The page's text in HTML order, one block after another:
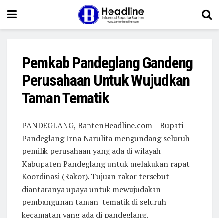
Pemkab Pandeglang Gandeng
Perusahaan Untuk Wujudkan
Taman Tematik
PANDEGLANG, BantenHeadline.com – Bupati
Pandeglang Irna Narulita mengundang seluruh
pemilik perusahaan yang ada di wilayah
Kabupaten Pandeglang untuk melakukan rapat
Koordinasi (Rakor). Tujuan rakor tersebut
diantaranya upaya untuk mewujudakan
pembangunan taman tematik di seluruh
kecamatan yang ada di pandeglang.